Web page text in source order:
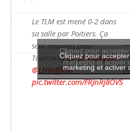
Le TLM est mené 0-2 dans
sa salle par Poitiers. Ça
sent mauvais pour
Tourcoing.@TLMVolleyBall
@LNVofficiel
pic.twitter.com/FRJnRj8OVS
—
Cliquez pour
marketing et activer
Cliquez pour
marketing et activer